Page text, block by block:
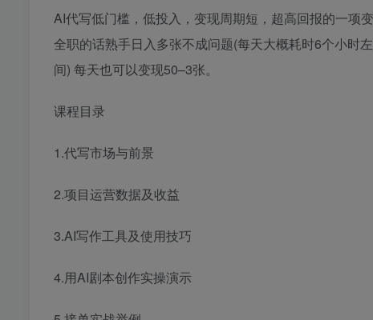
AI代写低门槛，低投入，变现周期短，超高回报的一项
全职的话熟手日入多张不成问题(每天大概耗时6个小时
间) 每天也可以变现50–3张。
课程目录
1.代写市场与前景
2.项目运营数据及收益
3.AI写作工具及使用技巧
4.用AI剧本创作实操演示